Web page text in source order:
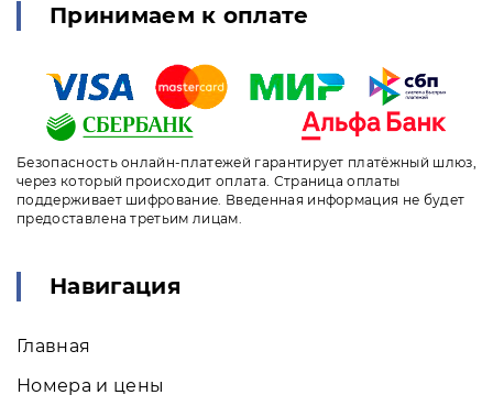
Принимаем к оплате
Безопасность онлайн-платежей гарантирует платёжный шлюз,
через который происходит оплата. Страница оплаты
поддерживает шифрование. Введенная информация не будет
предоставлена третьим лицам.
Навигация
Главная
Номера и цены